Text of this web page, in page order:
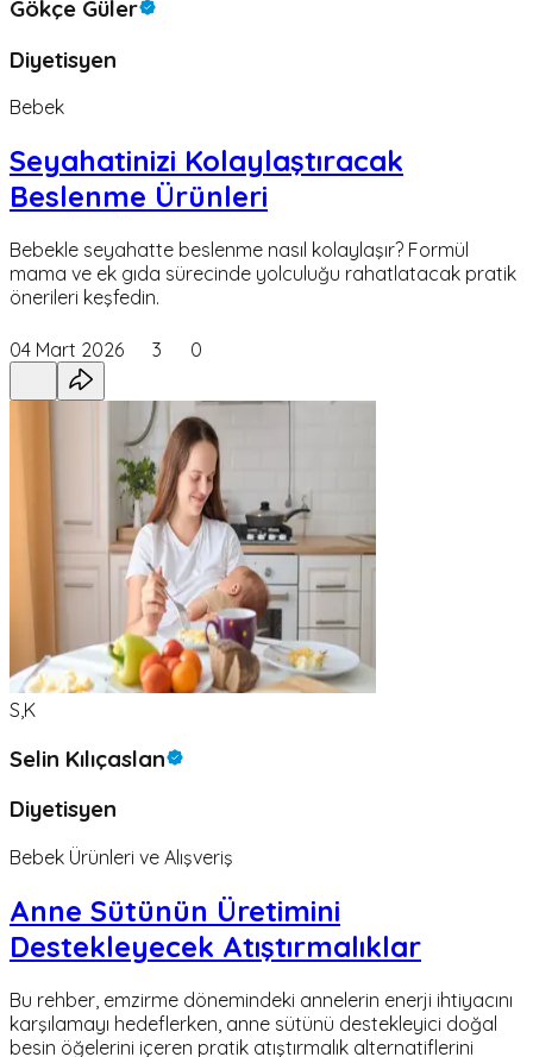
Gökçe Güler
Diyetisyen
Bebek
Seyahatinizi Kolaylaştıracak
Beslenme Ürünleri
Bebekle seyahatte beslenme nasıl kolaylaşır? Formül
mama ve ek gıda sürecinde yolculuğu rahatlatacak pratik
önerileri keşfedin.
04 Mart 2026 3 0
S,K
Selin Kılıçaslan
Diyetisyen
Bebek Ürünleri ve Alışveriş
Anne Sütünün Üretimini
Destekleyecek Atıştırmalıklar
Bu rehber, emzirme dönemindeki annelerin enerji ihtiyacını
karşılamayı hedeflerken, anne sütünü destekleyici doğal
besin öğelerini içeren pratik atıştırmalık alternatiflerini